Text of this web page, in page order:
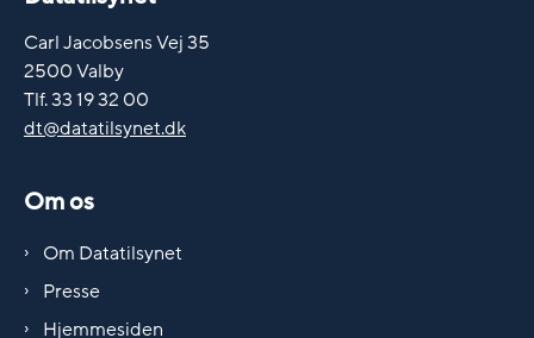
Carl Jacobsens Vej 35
2500 Valby
Tlf. 33 19 32 00
dt@datatilsynet.dk
Om os
Om Datatilsynet
Presse
Hjemmesiden